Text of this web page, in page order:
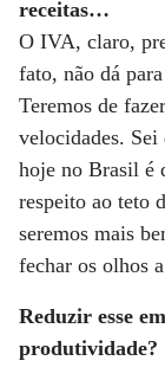
receitas…
O IVA, claro,
fato, não dá
Teremos de
velocidades.
hoje no Brasil é
respeito ao teto
seremos mais
fechar os olhos
Reduzir esse
produtividade?